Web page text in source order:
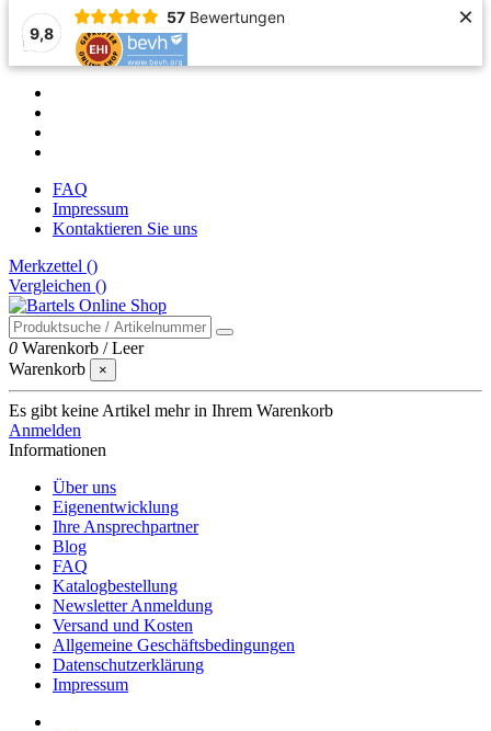
9,8
57 Bewertungen ×
FAQ
Impressum
Kontaktieren Sie uns
Merkzettel ()
Vergleichen ()
0 Warenkorb /Leer
Warenkorb
×
Es gibt keine Artikel mehr in Ihrem Warenkorb
Anmelden
Informationen
Über uns
Eigenentwicklung
Ihre Ansprechpartner
Blog
FAQ
Katalogbestellung
Newsletter Anmeldung
Versand und Kosten
Allgemeine Geschäftsbedingungen
Datenschutzerklärung
Impressum